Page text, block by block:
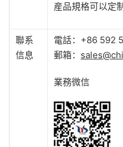
産品規格可以定制
聯系
信息
電話：+86 592
郵箱：
業務微信